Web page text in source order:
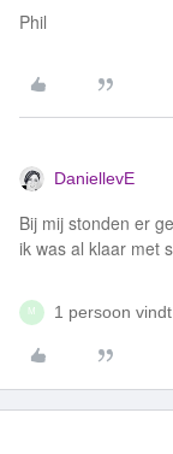
Phil
DaniellevE
Bij mij stonden er
ik was al klaar met
M 1 persoon